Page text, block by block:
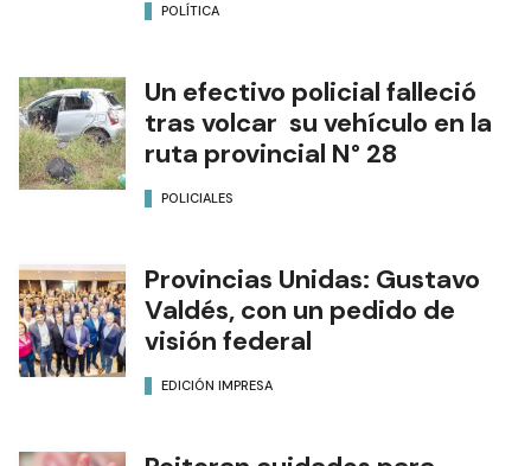
POLÍTICA
Un efectivo policial falleció
tras volcar su vehículo en la
ruta provincial N° 28
POLICIALES
Provincias Unidas: Gustavo
Valdés, con un pedido de
visión federal
EDICIÓN IMPRESA